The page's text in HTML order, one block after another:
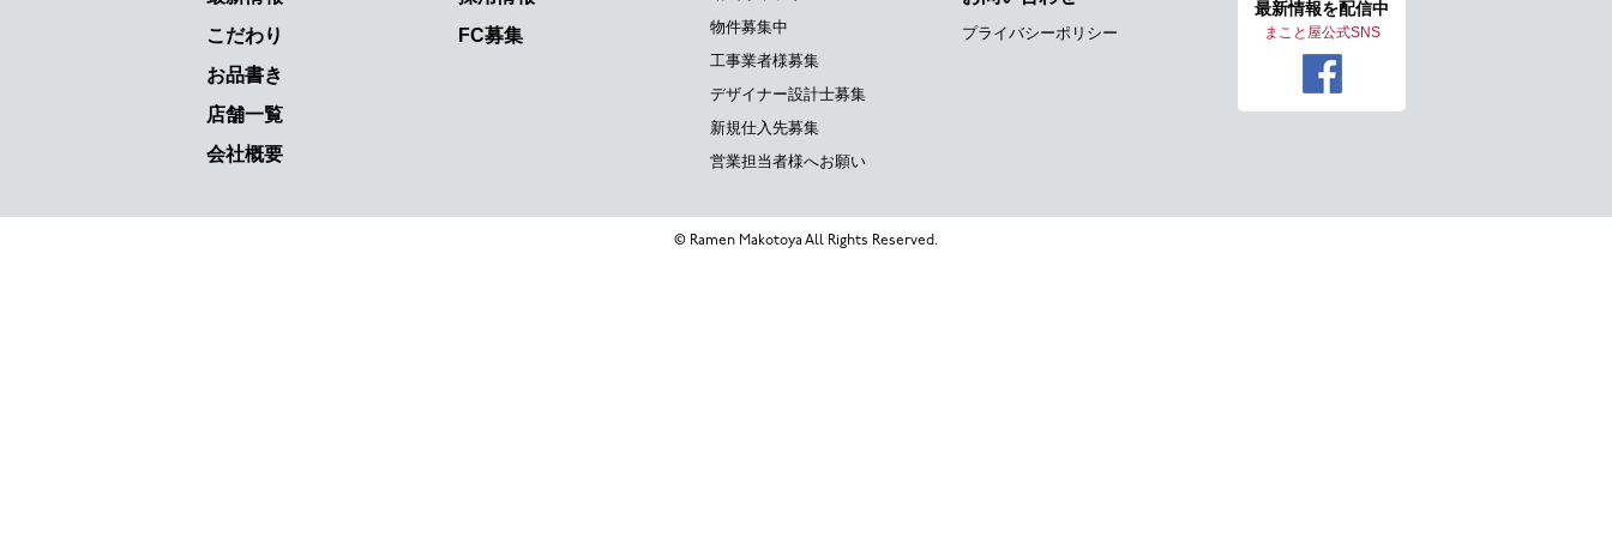
こだわり
お品書き
店舗一覧
会社概要
FC募集
物件募集中
工事業者様募集
デザイナー設計士募集
新規仕入先募集
営業担当者様へお願い
プライバシーポリシー
最新情報を配信中
まこと屋公式SNS
© Ramen Makotoya All Rights Reserved.